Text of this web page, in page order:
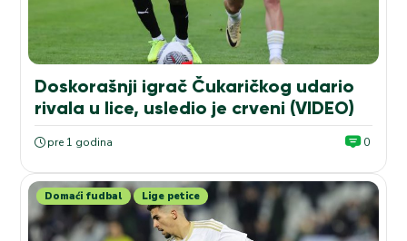
Doskorašnji igrač Čukaričkog udario
rivala u lice, usledio je crveni (VIDEO)
pre 1 godina 0
Domaći fudbal Lige petice